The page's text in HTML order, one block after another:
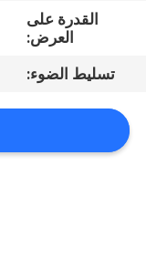
أخبار
القدرة على
العرض:
تسليط الضوء: